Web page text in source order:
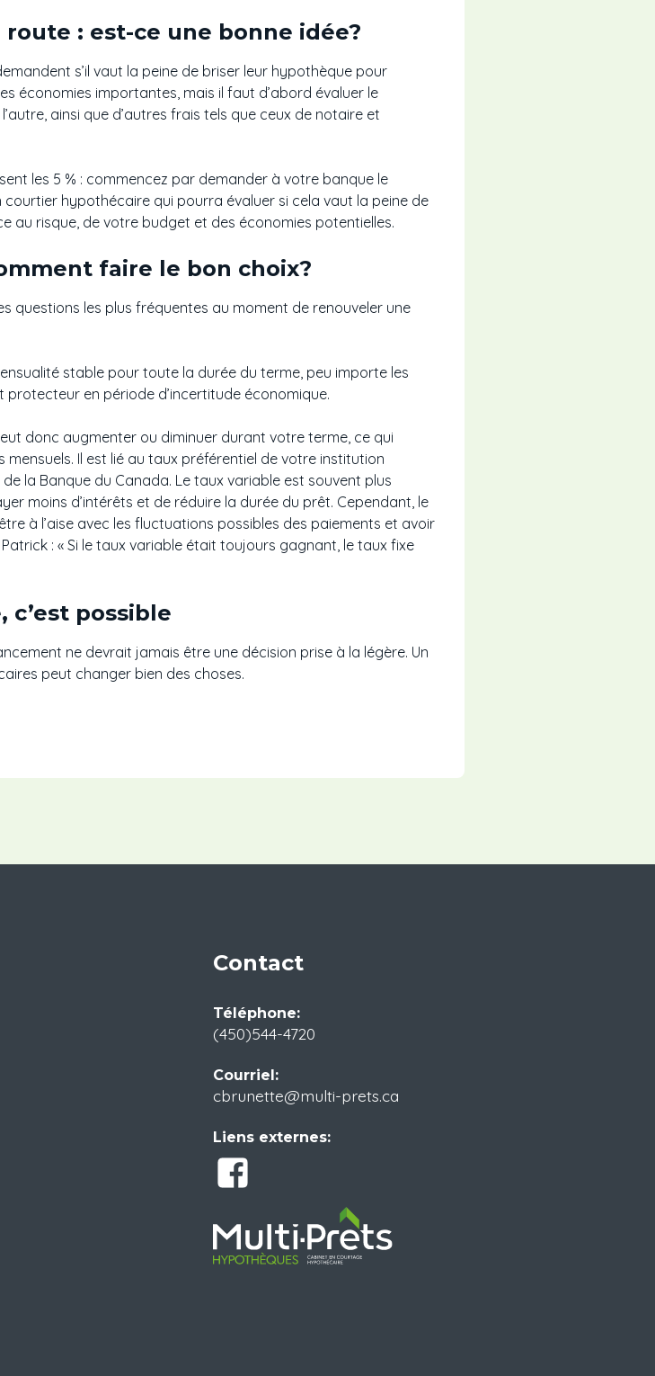
: est-ce une bonne idée?
s’il vaut la peine de briser leur hypothèque pour
économies importantes, mais il faut d’abord évaluer le
ainsi que d’autres frais tels que ceux de notaire et
les 5 % : commencez par demander à votre banque le
hypothécaire qui pourra évaluer si cela vaut la peine de
au risque, de votre budget et des économies potentielles.
faire le bon choix?
questions les plus fréquentes au moment de renouveler une
stable pour toute la durée du terme, peu importe les
en période d’incertitude économique.
donc augmenter ou diminuer durant votre terme, ce qui
Il est lié au taux préférentiel de votre institution
la Banque du Canada. Le taux variable est souvent plus
moins d’intérêts et de réduire la durée du prêt. Cependant, le
à l’aise avec les fluctuations possibles des paiements et avoir
: « Si le taux variable était toujours gagnant, le taux fixe
possible
ne devrait jamais être une décision prise à la légère. Un
peut changer bien des choses.
Contact
Téléphone:
(450)544-4720
Courriel:
cbrunette@multi-prets.ca
Liens externes: